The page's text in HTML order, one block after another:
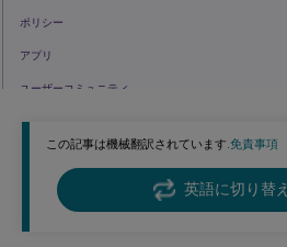
この記事は機械翻訳されています.免責事項
英語に切り替え
ポリシー
アプリ
ユーザーコミュニティ
セキュリティ要件